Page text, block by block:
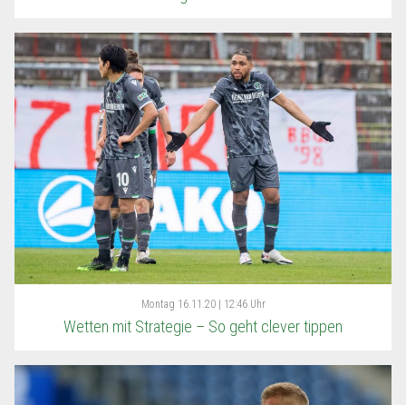
Montag 16.11.20 | 12:46 Uhr
Wetten mit Strategie – So geht clever tippen